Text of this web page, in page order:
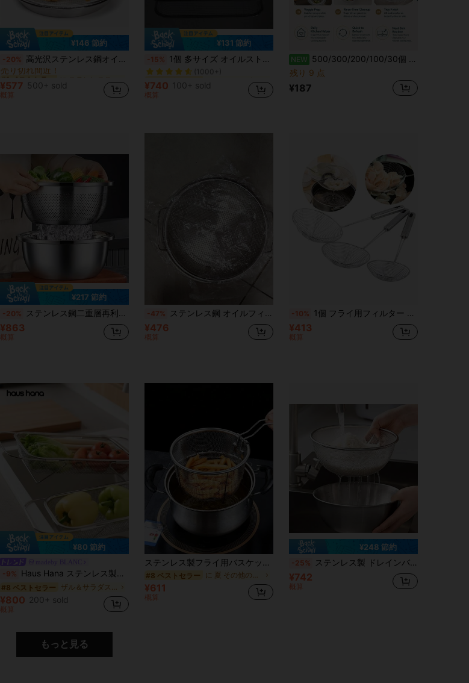
¥146 節約
-20% 高光沢ステンレス鋼オイルフィルタートレイ - 再利用可能な丸型ざる バスケット ヘルシーな揚げ物&グリル調理に、季節を問わずキッチンで使えるざる
#1 ベストセラー に ステンレススチール その他のキッチンツール
売り切れ間近！
#1 ベストセラー
売り切れ間近！
#1 ベストセラー
売り切れ間近！
#1 ベストセラー に ステンレススチール その他のキッチンツール
売り切れ間近！
¥577 500+ sold
概算
¥131 節約
-15% 1個 多サイズ オイルストレーナー、キッチンメッシュフィルター、ミニマルデザイン、様々なシーンに対応 - 家庭用キッチン、屋外BBQ、ファーストフード店、耐久性があり掃除が簡単
#2 ベストセラー
に シルバー ザル・ストレーナー
(1000+)
#2 ベストセラー
#2 ベストセラー
#2 ベストセラー
に シルバー ザル・ストレーナー
¥740 100+ sold
概算
NEW 500/300/200/100/30個 キッチンシンク用ゴミフィルター 野菜洗いシンク・食器洗いシンク用 家庭用フィルターネット 排水ネット 野菜ポット・プール用 清潔で漏れ防止 ポケット型・地面漏れ防止ネット
残り 9 点
¥187
¥217 節約
-20% ステンレス鋼二重層再利用可能なストレーナーバスケット 2個入り、大容量で果物や野菜の洗浄に適しています
¥863
概算
-47% ステンレス鋼 オイルフィルター フライ調理用 金属製コランダー
¥476
概算
-10% 1個 フライ用フィルター 長柄ステンレス製コランダー フレンチフライ用コランダー キッチン 揚げ物用ネットざる スプーン 食品ふるい分け器
¥413
概算
¥80 節約
-9% Haus Hana ステンレス製シンク用ドレインバスケット、伸縮式果物野菜洗浄ボウルフィルターネット、家庭用オーガナイザーラック
#8 ベストセラー ザル＆サラダスピナー
¥800 200+ sold
概算
ステンレス製フライ用バスケット フライパンストレーナー フォールディングバスケット ローメンバスケット フライドポテトバスケット フライパン用、オニオンリング、七面鳥チキン、ローメン、茹で野菜、揚げ餃子に最適。キッチン調理用具、バー、RV 向けガジェット、濾過バスケット、キッチンアイテム、食品、料理、キャンプ、バケーション、ビーチ、ルームデコレーション、オーガナイザー、パーティー、旅行に最適。
#8 ベストセラー に 夏 その他のキッチンツール
¥611
概算
¥248 節約
-25% ステンレス製 ドレインバスケットとシンクセット 2個入り、大型フルーツメッシュバスケット、シンク、マイクロポーラス ストレーナー、野菜、果物、米の洗浄に適し、食器洗い機対応、パスタやベリー類に最適
¥742
概算
もっと見る